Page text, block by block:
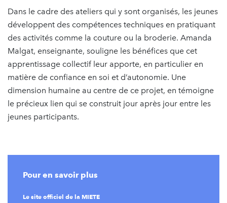
Dans le cadre des ateliers qui y sont organisés, les jeunes
développent des compétences techniques en pratiquant
des activités comme la couture ou la broderie. Amanda
Malgat, enseignante, souligne les bénéfices que cet
apprentissage collectif leur apporte, en particulier en
matière de confiance en soi et d’autonomie. Une
dimension humaine au centre de ce projet, en témoigne
le précieux lien qui se construit jour après jour entre les
jeunes participants.
Pour en savoir plus
Le site officiel de la MIETE